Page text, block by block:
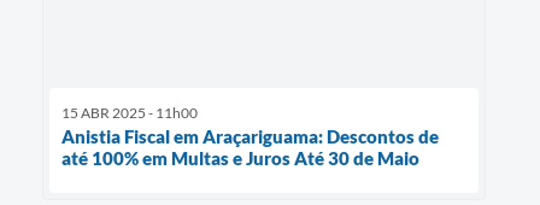
15 ABR 2025 - 11h00
Anistia Fiscal em Araçariguama: Descontos de
até 100% em Multas e Juros Até 30 de Maio